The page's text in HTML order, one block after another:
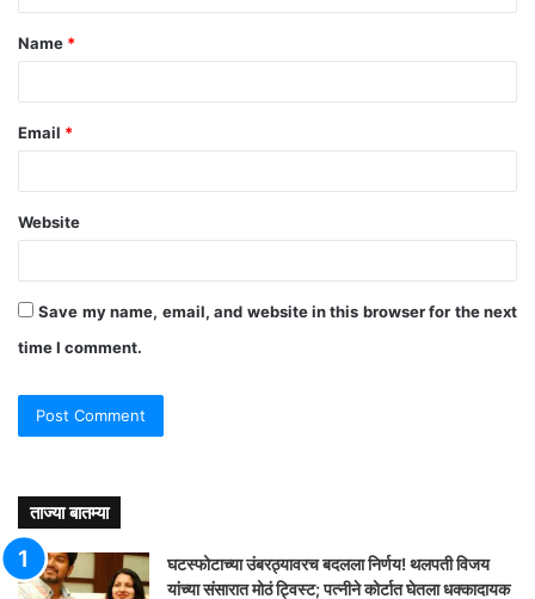
t
*
Name *
Email *
Website
Save my name, email, and website in this browser for the next
time I comment.
ताज्या बातम्या
घटस्फोटाच्या उंबरठ्यावरच बदलला निर्णय! थलपती विजय
यांच्या संसारात मोठं ट्विस्ट; पत्नीने कोर्टात घेतला धक्कादायक